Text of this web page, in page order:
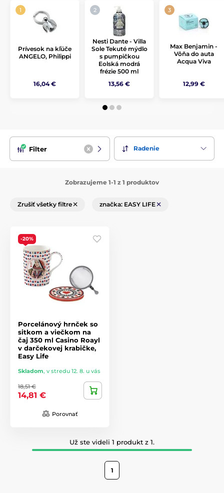
Prívesok na kľúče
ANGELO, Philippi
16,04 €
Nesti Dante - Villa
Sole Tekuté mýdlo
s pumpičkou
Eolská modrá
frézie 500 ml
13,56 €
Max Benjamin -
Vôňa do auta
Acqua Viva
12,99 €
Filter Radenie
Zobrazujeme 1-1 z 1 produktov
Zrušiť všetky filtre značka: EASY LIFE
-20%
Porcelánový hrnček so
sitkom a viečkom na
čaj 350 ml Casino Roayl
v darčekovej krabičke,
Easy Life
Skladom, v stredu 12. 8. u vás
18,51 €
14,81 €
Porovnať
Už ste videli 1 produkt z 1.
1